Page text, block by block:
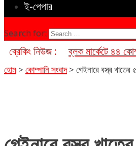
ই-পেপার
Search for:
ব্রেকিং নিউজ : ব্লক মার্কেটে ৪৪
হোম > কোম্পানি সংবাদ > গেইনারে বস্ত্র খাতের